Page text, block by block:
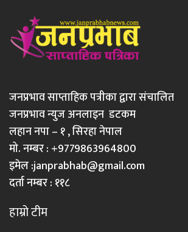
जनप्रभाव साप्ताहिक पत्रीका द्वारा संचालित
जनप्रभाव न्युज अनलाइन डटकम
लहान नपा – १ , सिरहा नेपाल
मो. नम्बर : +9779863964800
इमेल :janprabhab@gmail.com
दर्ता नम्बर : ११८
हाम्रो टीम